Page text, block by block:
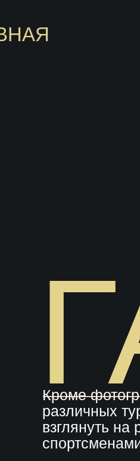
Кроме
различных
взглянуть